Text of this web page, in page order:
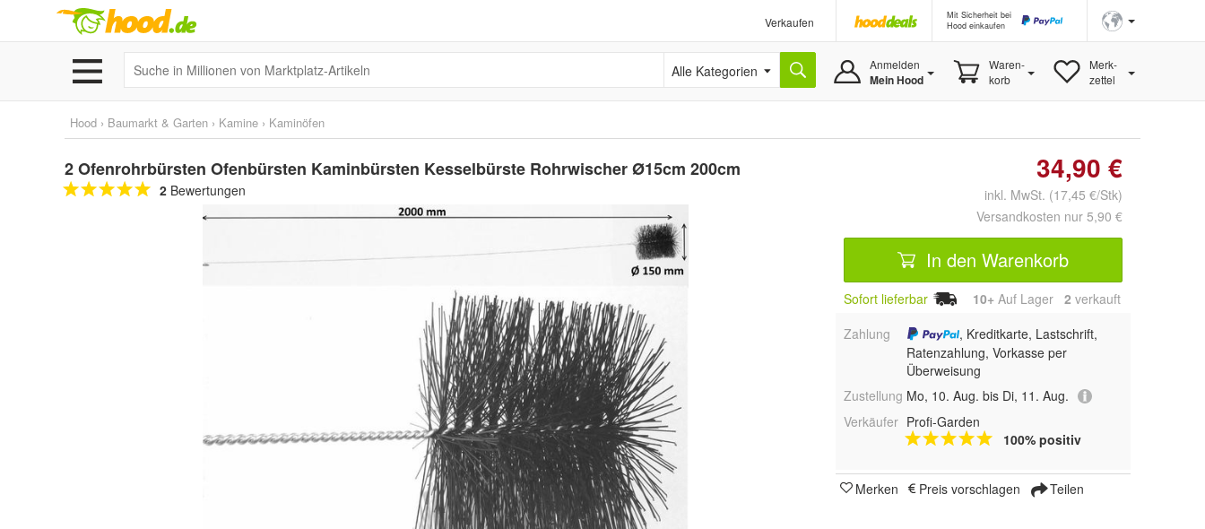
Verkaufen
Mit Sicherheit bei
Hood einkaufen
Alle Kategorien Anmelden
Mein Hood
Waren-
korb
Merk-
zettel
Hood › Baumarkt & Garten › Kamine › Kaminöfen
2 Ofenrohrbürsten Ofenbürsten Kaminbürsten Kesselbürste Rohrwischer Ø15cm 200cm
2 Bewertungen
34,90 €
inkl. MwSt. (17,45 €/Stk)
Versandkosten nur 5,90 €
In den Warenkorb
Sofort lieferbar 10+ Auf Lager 2 verkauft
Zahlung
, Kreditkarte, Lastschrift,
Ratenzahlung, Vorkasse per
Überweisung
Zustellung Mo, 10. Aug. bis Di, 11. Aug.
Verkäufer Profi-Garden
100% positiv
Merken Preis vorschlagen Teilen